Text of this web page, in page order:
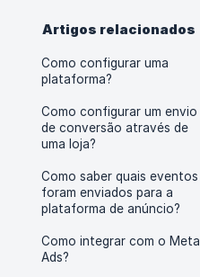
Artigos relacionados
Como configurar uma
plataforma?
Como configurar um envio
de conversão através de
uma loja?
Como saber quais eventos
foram enviados para a
plataforma de anúncio?
Como integrar com o Meta
Ads?